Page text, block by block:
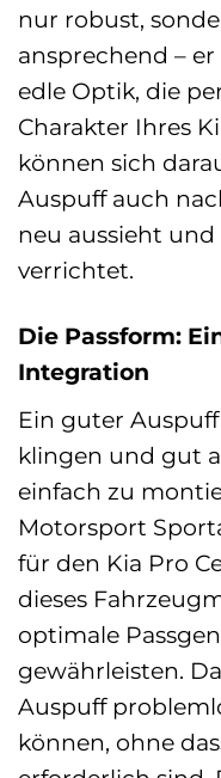
nur robust,
ansprechend –
edle Optik, die
Charakter Ihres
können sich
Auspuff auch
neu aussieht und
verrichtet.
Die Passform:
Integration
Ein guter
klingen und gut
einfach zu
Motorsport
für den Kia Pro
dieses
optimale
gewährleisten.
Auspuff
können, ohne